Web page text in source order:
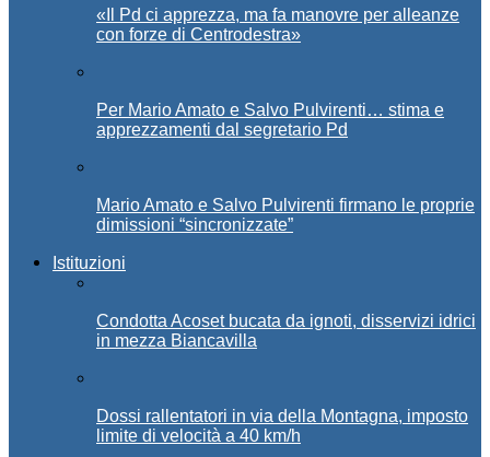
«Il Pd ci apprezza, ma fa manovre per alleanze
con forze di Centrodestra»
Per Mario Amato e Salvo Pulvirenti… stima e
apprezzamenti dal segretario Pd
Mario Amato e Salvo Pulvirenti firmano le proprie
dimissioni “sincronizzate”
Istituzioni
Condotta Acoset bucata da ignoti, disservizi idrici
in mezza Biancavilla
Dossi rallentatori in via della Montagna, imposto
limite di velocità a 40 km/h